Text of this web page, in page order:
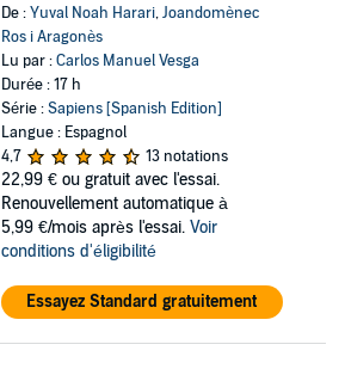
De :Yuval Noah Harari,Joandomènec
Ros i Aragonès
Lu par :Carlos Manuel Vesga
Durée : 17 h
Série :Sapiens [Spanish Edition]
Langue : Espagnol
4,7
13 notations
22,99 € ou gratuit avec l'essai.
Renouvellement automatique à
5,99 €/mois après l'essai. Voir
conditions d'éligibilité
Essayez Standard gratuitement